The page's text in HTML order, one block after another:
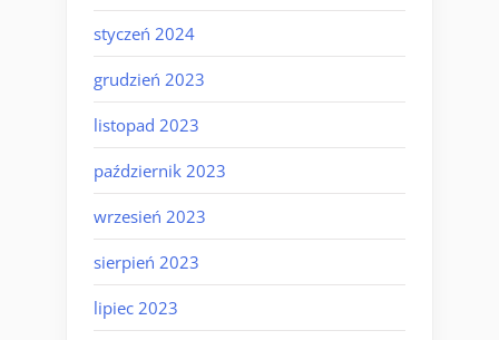
styczeń 2024
grudzień 2023
listopad 2023
październik 2023
wrzesień 2023
sierpień 2023
lipiec 2023